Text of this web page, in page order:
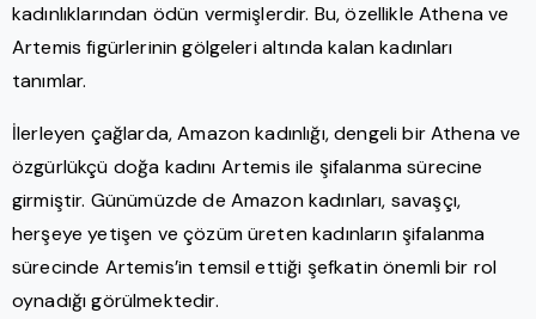
kadınlıklarından ödün vermişlerdir. Bu, özellikle Athena ve
Artemis figürlerinin gölgeleri altında kalan kadınları
tanımlar.
İlerleyen çağlarda, Amazon kadınlığı, dengeli bir Athena ve
özgürlükçü doğa kadını Artemis ile şifalanma sürecine
girmiştir. Günümüzde de Amazon kadınları, savaşçı,
herşeye yetişen ve çözüm üreten kadınların şifalanma
sürecinde Artemis’in temsil ettiği şefkatin önemli bir rol
oynadığı görülmektedir.